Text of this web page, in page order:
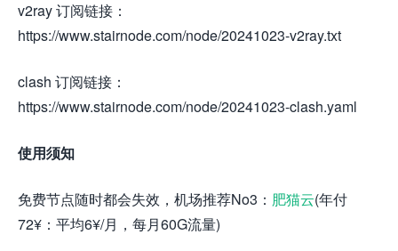
v2ray 订阅链接：
https://www.stairnode.com/node/20241023-v2ray.txt
clash 订阅链接：
https://www.stairnode.com/node/20241023-clash.yaml
使用须知
免费节点随时都会失效，机场推荐No3： 肥猫云(年付
72¥：平均6¥/月，每月60G流量)